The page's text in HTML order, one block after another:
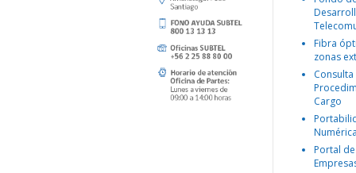
Fibra
zonas
Consulta
Cargo
Portal